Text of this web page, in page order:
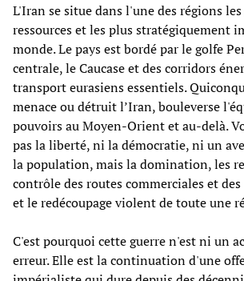
L'Iran se situe dans l'une des régions
ressources et les plus stratégiquement
monde. Le pays est bordé par le golfe
centrale, le Caucase et des corridors
transport eurasiens essentiels.
menace ou détruit l’Iran, bouleverse
pouvoirs au Moyen-Orient et au-delà.
pas la liberté, ni la démocratie, ni un
la population, mais la domination, les
contrôle des routes commerciales et
et le redécoupage violent de toute une
C'est pourquoi cette guerre n'est ni un
erreur. Elle est la continuation d'une